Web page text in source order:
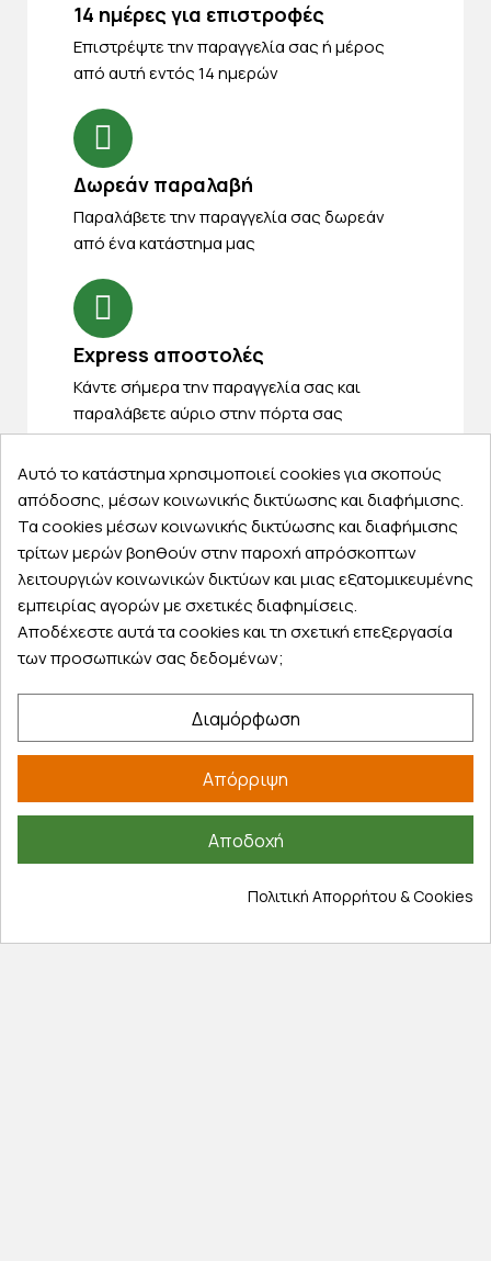
14 ημέρες για επιστροφές
Eπιστρέψτε την παραγγελία σας ή μέρος
από αυτή εντός 14 ημερών
Δωρεάν παραλαβή
Παραλάβετε την παραγγελία σας δωρεάν
από ένα κατάστημα μας
Express αποστολές
Κάντε σήμερα την παραγγελία σας και
παραλάβετε αύριο στην πόρτα σας
Εξυπηρέτηση πελατών
Λογαριασμός
Τα αγαπημένα μου
Τρόποι παραγγελίας
Επιστροφές προϊοντων
Πληροφορίες
Επικοινωνία
Όροι χρήσης
Αυτό το κατάστημα χρησιμοποιεί cookies για σκοπούς
απόδοσης, μέσων κοινωνικής δικτύωσης και διαφήμισης.
Τα cookies μέσων κοινωνικής δικτύωσης και διαφήμισης
τρίτων μερών βοηθούν στην παροχή απρόσκοπτων
λειτουργιών κοινωνικών δικτύων και μιας εξατομικευμένης
εμπειρίας αγορών με σχετικές διαφημίσεις.
Αποδέχεστε αυτά τα cookies και τη σχετική επεξεργασία
των προσωπικών σας δεδομένων;
Διαμόρφωση
Απόρριψη
Αποδοχή
Πολιτική Απορρήτου & Cookies